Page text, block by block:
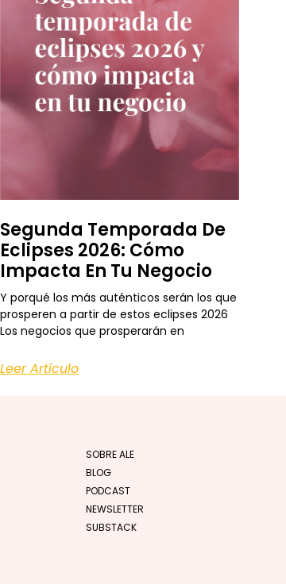
Segunda Temporada De
Eclipses 2026: Cómo
Impacta En Tu Negocio
Y porqué los más auténticos serán los que
prosperen a partir de estos eclipses 2026
Los negocios que prosperarán en
Leer Artículo
SOBRE ALE
BLOG
PODCAST
NEWSLETTER
SUBSTACK